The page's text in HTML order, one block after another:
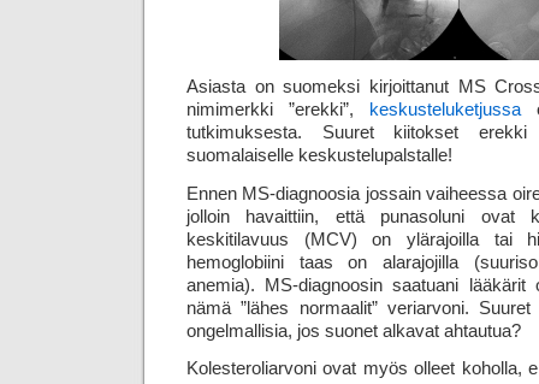
Asiasta on suomeksi kirjoittanut MS
nimimerkki ”erekki”,
keskusteluketjussa
tutkimuksesta. Suuret kiitokset
suomalaiselle keskustelupalstalle!
Ennen MS-diagnoosia jossain vaiheessa
jolloin havaittiin, että punasoluni ovat
keskitilavuus (MCV) on ylärajoilla tai
hemoglobiini taas on alarajojilla
anemia). MS-diagnoosin saatuani lääkärit
nämä ”lähes normaalit” veriarvoni.
ongelmallisia, jos suonet alkavat ahtautua?
Kolesteroliarvoni ovat myös olleet koholla,